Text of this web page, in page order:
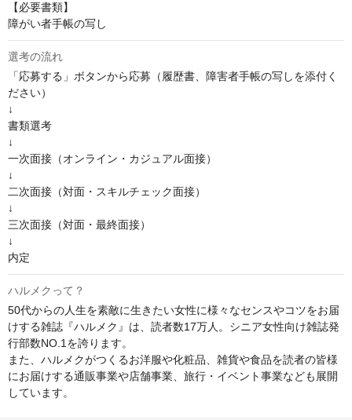
【必要書類】
障がい者手帳の写し
選考の流れ
「応募する」ボタンから応募（履歴書、障害者手帳の写しを添付く
ださい）
↓
書類選考
↓
一次面接（オンライン・カジュアル面接）
↓
二次面接（対面・スキルチェック面接）
↓
三次面接（対面・最終面接）
↓
内定
ハルメクって？
50代からの人生を素敵に生きたい女性に様々なセンスやコツをお届
けする雑誌『ハルメク』は、読者数17万人。シニア女性向け雑誌発
行部数NO.1を誇ります。
また、ハルメクがつくるお洋服や化粧品、雑貨や食品を読者の皆様
にお届けする通販事業や店舗事業、旅行・イベント事業なども展開
しています。